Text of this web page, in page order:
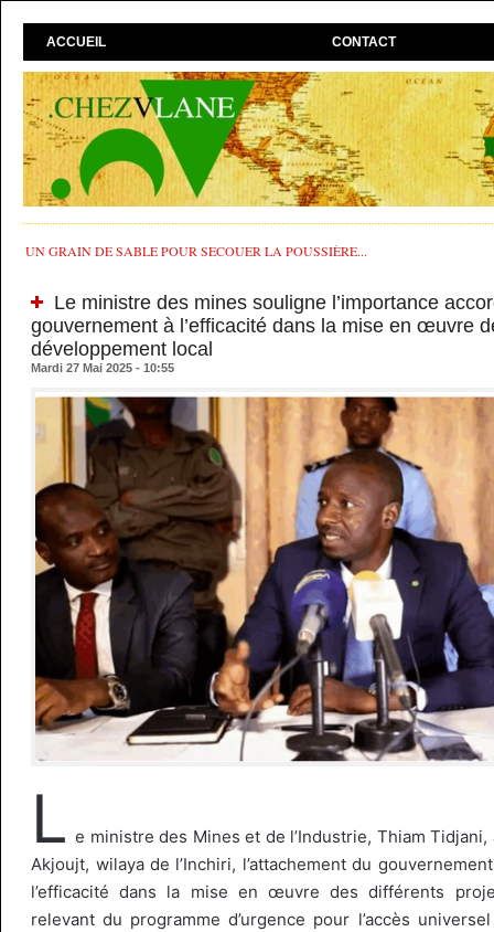
ACCUEIL CONTACT
UN GRAIN DE SABLE POUR SECOUER LA POUSSIÈRE...
Le ministre des mines souligne l’importance
gouvernement à l’efficacité dans la mise en œuvre
développement local
Mardi 27 Mai 2025 - 10:55
L e ministre des Mines et de l’Industrie, Thiam
Akjoujt, wilaya de l’Inchiri, l’attachement du
l’efficacité dans la mise en œuvre des différents
relevant du programme d’urgence pour l’accès